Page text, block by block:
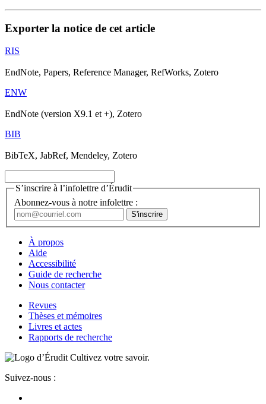
Exporter la notice de cet article
RIS
EndNote, Papers, Reference Manager, RefWorks, Zotero
ENW
EndNote (version X9.1 et +), Zotero
BIB
BibTeX, JabRef, Mendeley, Zotero
S’inscrire à l’infolettre d’Érudit
Abonnez-vous à notre infolettre :
À propos
Aide
Accessibilité
Guide de recherche
Nous contacter
Revues
Thèses et mémoires
Livres et actes
Rapports de recherche
Cultivez votre savoir.
Suivez-nous :